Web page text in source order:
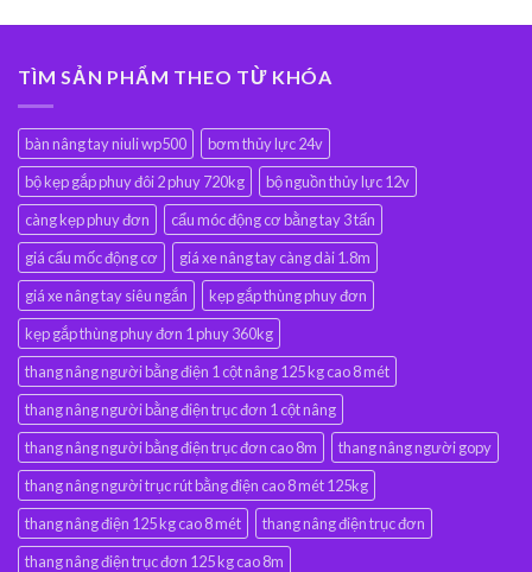
TÌM SẢN PHẨM THEO TỪ KHÓA
bàn nâng tay niuli wp500
bơm thủy lực 24v
bộ kẹp gắp phuy đôi 2 phuy 720kg
bộ nguồn thủy lực 12v
càng kẹp phuy đơn
cẩu móc động cơ bằng tay 3 tấn
giá cẩu mốc động cơ
giá xe nâng tay càng dài 1.8m
giá xe nâng tay siêu ngắn
kẹp gắp thùng phuy đơn
kẹp gắp thùng phuy đơn 1 phuy 360kg
thang nâng người bằng điện 1 cột nâng 125 kg cao 8 mét
thang nâng người bằng điện trục đơn 1 cột nâng
thang nâng người bằng điện trục đơn cao 8m
thang nâng người gopy
thang nâng người trục rút bằng điện cao 8 mét 125kg
thang nâng điện 125 kg cao 8 mét
thang nâng điện trục đơn
thang nâng điện trục đơn 125 kg cao 8m